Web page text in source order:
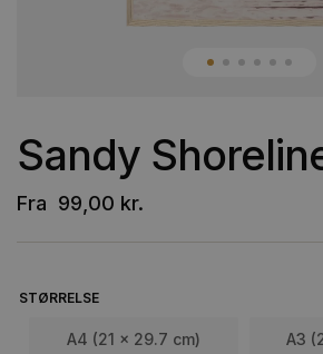
Sandy
Fra 99,00 kr.
STØRRELSE
A4 (21 x 29.7 cm) A3